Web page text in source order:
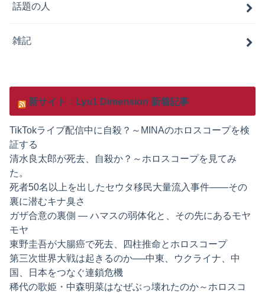
話題の人
雑記
新サイト：Lyu1 Dimension 新着記事
TikTokライブ配信中に自殺？～MINAのホロスコープを検
証する
清水良太郎が死去、自殺か？～ホロスコープを見てみ
た。
死者50名以上を出したセウタ移民大量流入事件——その
裏に潜むキナ臭さ
ガザ合意の裏側 ― ハマスの弱体化と、その先にあるモヤ
モヤ
東野圭吾が大腸癌で死去、四柱推命とホロスコープ
第三次世界大戦は起きるのか──中東、ウクライナ、中
国、日本をつなぐ連鎖危機
稀代の歌姫・中森明菜はなぜぶっ壊れたのか～ホロスコ